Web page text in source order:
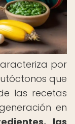
por
que
las recetas
en